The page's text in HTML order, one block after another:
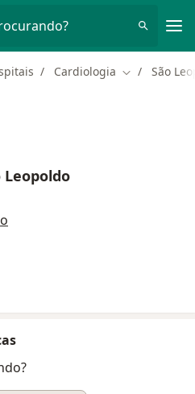
Cardiologia Mudar de
São
Leopoldo